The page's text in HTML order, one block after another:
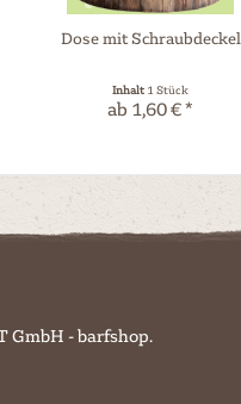
Dose mit Schraubdeckel
Inhalt 1 Stück
ab 1,60 € *
GmbH - barfshop.